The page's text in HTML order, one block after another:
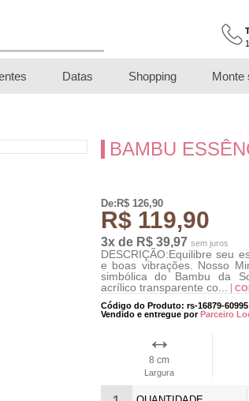
Datas Shopping Monte
BAMBU
De:R$ 126,90
R$ 119,90
3x de R$ 39,97 sem juros
DESCRIÇÃO:Equilibre seu
e boas vibrações. Nosso
simbólica do Bambu da
acrílico transparente co...
Código do Produto: rs-16879-60995
Vendido e entregue porParceiro
8 cm
Largura